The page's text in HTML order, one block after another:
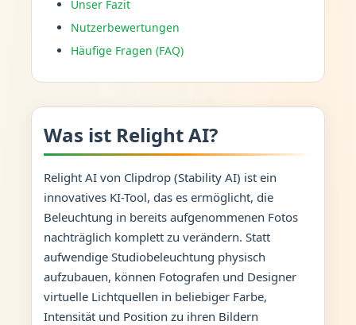
Unser Fazit
Nutzerbewertungen
Häufige Fragen (FAQ)
Was ist Relight AI?
Relight AI von Clipdrop (Stability AI) ist ein
innovatives KI-Tool, das es ermöglicht, die
Beleuchtung in bereits aufgenommenen Fotos
nachträglich komplett zu verändern. Statt
aufwendige Studiobeleuchtung physisch
aufzubauen, können Fotografen und Designer
virtuelle Lichtquellen in beliebiger Farbe,
Intensität und Position zu ihren Bildern